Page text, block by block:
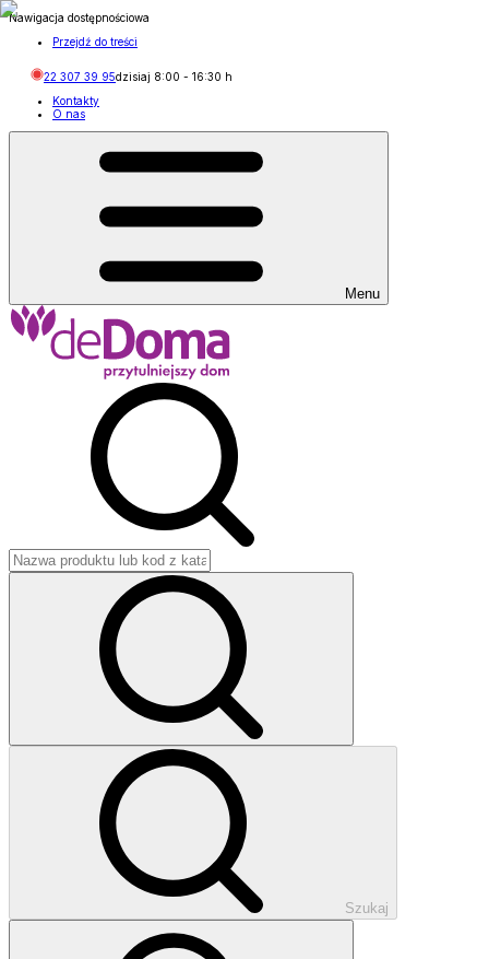
Nawigacja dostępnościowa
Przejdź do treści
22 307 39 95dzisiaj 8:00 - 16:30 h
Kontakty
O nas
Menu
Szukaj